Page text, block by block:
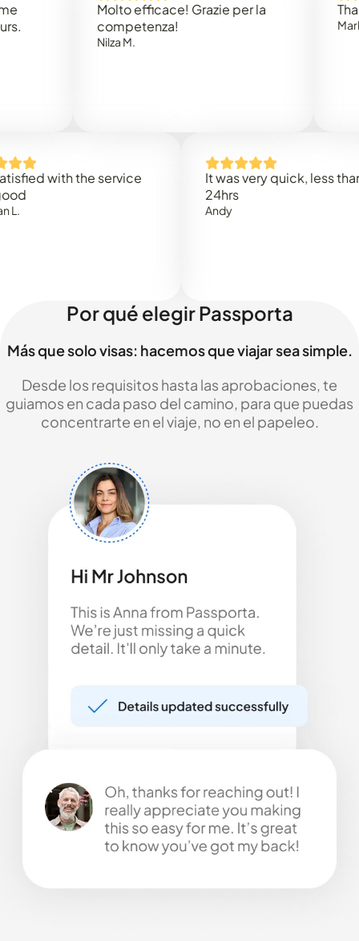
Molto efficace! Grazie per la
competenza!
Thank
Mark N.
with the service
It was very quick, less than
Por qué elegir Passporta
Más que solo visas: hacemos que viajar sea simple.
Desde los requisitos hasta las aprobaciones, te
guiamos en cada paso del camino, para que puedas
concentrarte en el viaje, no en el papeleo.